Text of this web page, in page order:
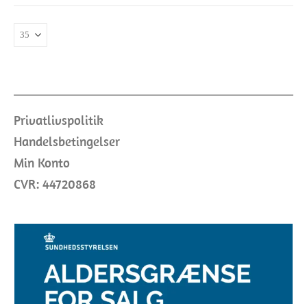
Privatlivspolitik
Handelsbetingelser
Min Konto
CVR: 44720868